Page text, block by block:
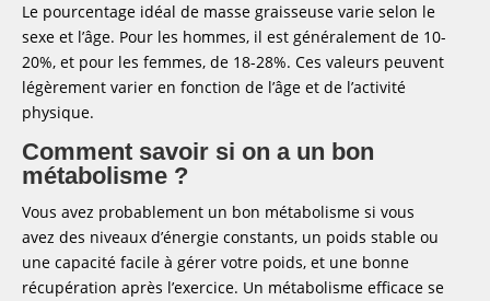
Le pourcentage idéal de masse graisseuse varie selon le
sexe et l’âge. Pour les hommes, il est généralement de 10-
20%, et pour les femmes, de 18-28%. Ces valeurs peuvent
légèrement varier en fonction de l’âge et de l’activité
physique.
Comment savoir si on a un bon
métabolisme ?
Vous avez probablement un bon métabolisme si vous
avez des niveaux d’énergie constants, un poids stable ou
une capacité facile à gérer votre poids, et une bonne
récupération après l’exercice. Un métabolisme efficace se